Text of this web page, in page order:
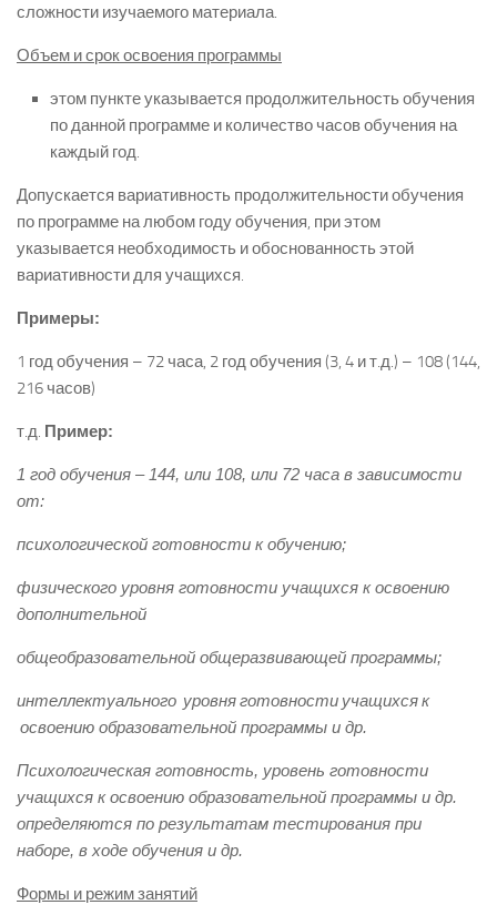
сложности изучаемого материала.
Объем и срок освоения программы
этом пункте указывается продолжительность обучения
по данной программе и количество часов обучения на
каждый год.
Допускается вариативность продолжительности обучения
по программе на любом году обучения, при этом
указывается необходимость и обоснованность этой
вариативности для учащихся.
Примеры:
1 год обучения – 72 часа, 2 год обучения (3, 4 и т.д.) – 108 (144,
216 часов)
т.д. Пример:
1 год обучения – 144, или 108, или 72 часа в зависимости
от:
психологической готовности к обучению;
физического уровня готовности учащихся к освоению
дополнительной
общеобразовательной общеразвивающей программы;
интеллектуального уровняготовности учащихсяк
освоению образовательной программы и др.
Психологическая готовность, уровень готовности
учащихся к освоению образовательной программы и др.
определяются по результатам тестирования при
наборе, в ходе обучения и др.
Формы и режим занятий